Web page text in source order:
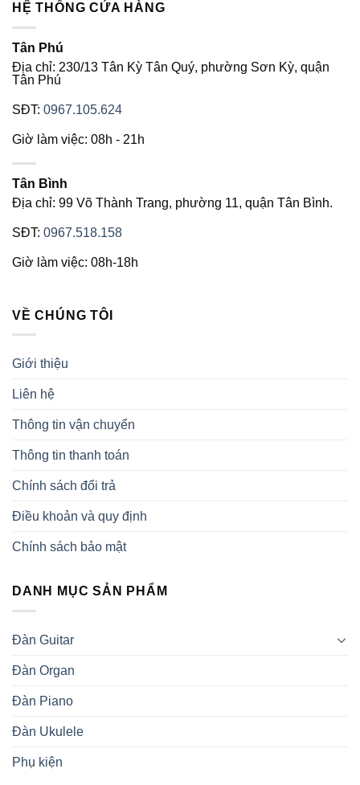
HỆ THỐNG CỬA HÀNG
Tân Phú
Địa chỉ: 230/13 Tân Kỳ Tân Quý, phường Sơn Kỳ, quận
Tân Phú
SĐT: 0967.105.624
Giờ làm việc: 08h - 21h
Tân Bình
Địa chỉ: 99 Võ Thành Trang, phường 11, quận Tân Bình.
SĐT: 0967.518.158
Giờ làm việc: 08h-18h
VỀ CHÚNG TÔI
Giới thiệu
Liên hệ
Thông tin vận chuyển
Thông tin thanh toán
Chính sách đổi trả
Điều khoản và quy định
Chính sách bảo mật
DANH MỤC SẢN PHẨM
Đàn Guitar
Đàn Organ
Đàn Piano
Đàn Ukulele
Phụ kiện